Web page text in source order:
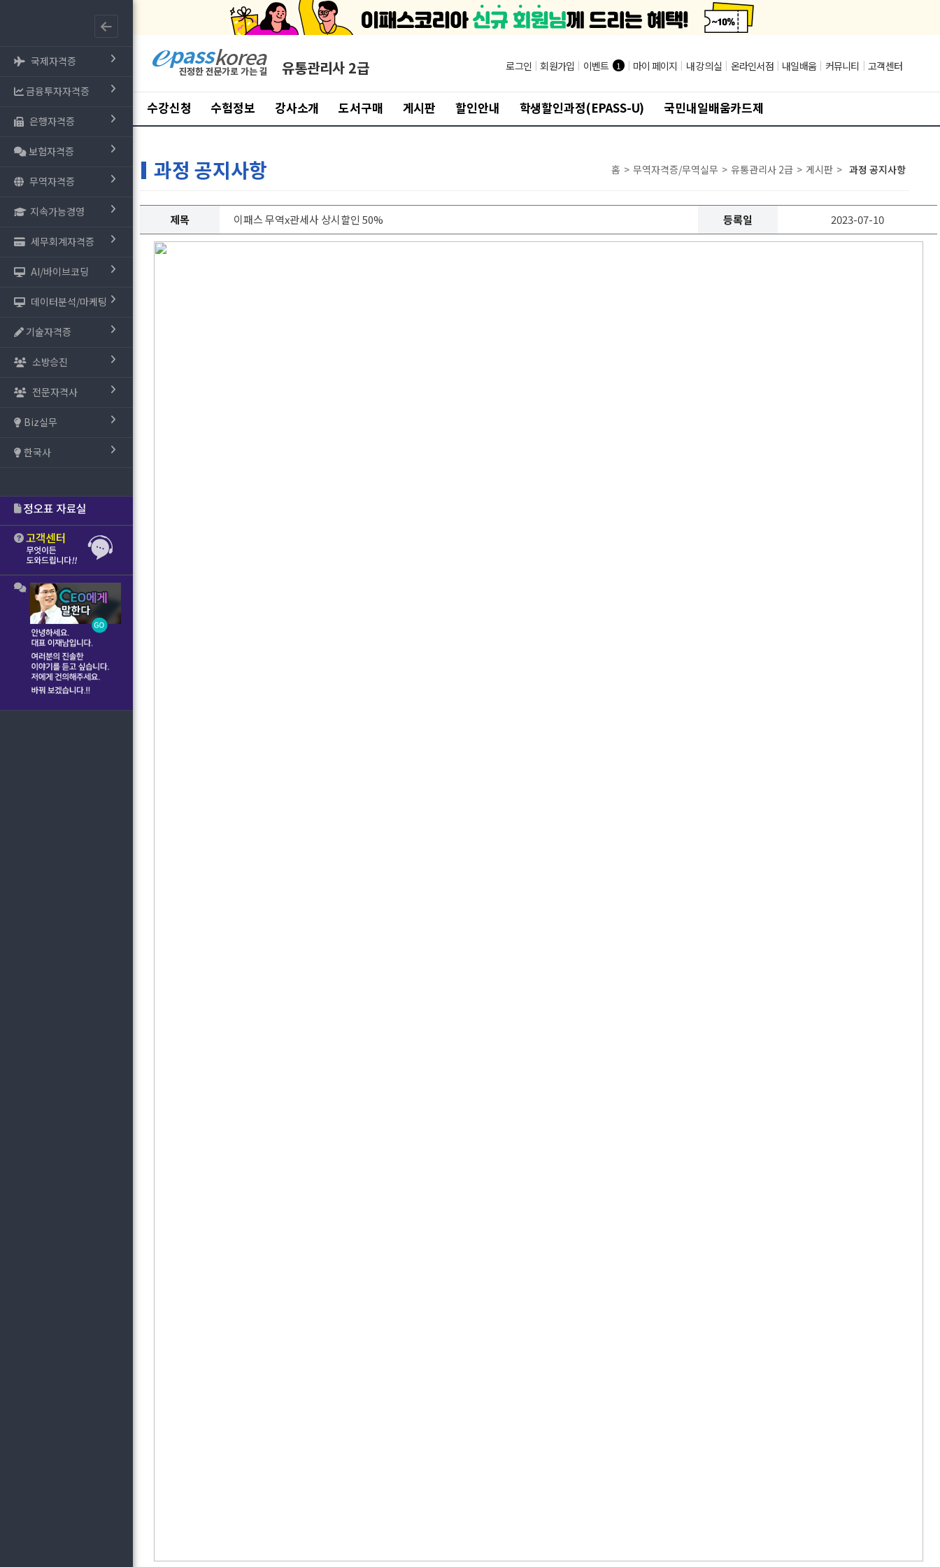
국제자격증
금융투자자격증
은행자격증
보험자격증
무역자격증
지속가능경영
세무회계자격증
AI/바이브코딩
데이터분석/마케팅
기술자격증
소방승진
전문자격사
Biz실무
한국사
유통관리사 2급 로그인 | 회원가입 | 이벤트 1 | 마이 페이지 | 내 강의실 | 온라인서점 | 내일배움 | 커뮤니티 | 고객센터
수강신청 수험정보 강사소개 도서구매 게시판 할인안내 학생할인과정(EPASS-U) 국민내일배움카드제
과정 공지사항 홈 > 무역자격증/무역실무 > 유통관리사 2급 > 게시판 > 과정 공지사항
제목 이패스 무역x관세사 상시할인 50% 등록일 2023-07-10